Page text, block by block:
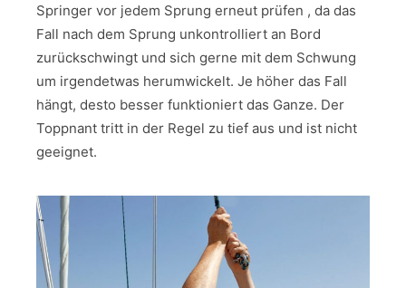
Springer vor jedem Sprung erneut prüfen , da das
Fall nach dem Sprung unkontrolliert an Bord
zurückschwingt und sich gerne mit dem Schwung
um irgendetwas herumwickelt. Je höher das Fall
hängt, desto besser funktioniert das Ganze. Der
Toppnant tritt in der Regel zu tief aus und ist nicht
geeignet.